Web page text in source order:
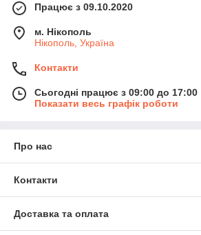
Працює з 09.10.2020
м. Нікополь
Нікополь, Україна
Контакти
Сьогодні працює з 09:00 до 17:00
Показати весь графік роботи
Про нас
Контакти
Доставка та оплата